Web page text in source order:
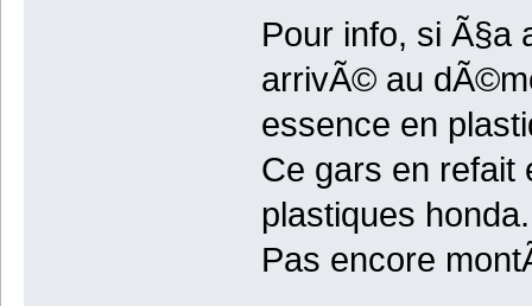
Pour info, si Ã§a
arrivÃ© au
essence en
Ce gars en refait
plastiques honda.
Pas encore